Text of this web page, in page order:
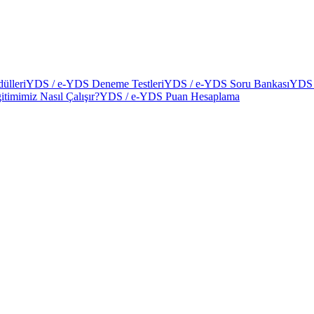
YDS / e-YDS Deneme TestleriYDS / e-YDS Soru BankasıYDS
Nasıl Çalışır?YDS / e-YDS Puan Hesaplama